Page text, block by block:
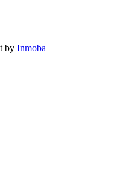
by Inmoba